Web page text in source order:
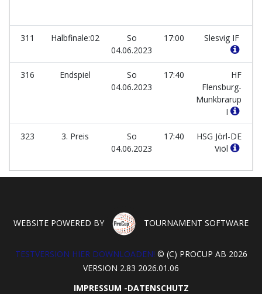
311 Halbfinale:02
So
04.06.2023
17:00 Slesvig IF
316 Endspiel
So
04.06.2023
17:40
HF
Flensburg-
Munkbrarup
I
323 3. Preis
So
04.06.2023
17:40
HSG Jörl-DE
Viöl
WEBSITE POWERED BY TOURNAMENT SOFTWARE
TESTVERSION HIER DOWNLOADEN! © (C) PROCUP AB 2026
VERSION 2.83 2026.01.06
IMPRESSUM -DATENSCHUTZ